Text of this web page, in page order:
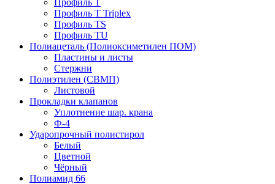
Профиль T
Профиль T Triplex
Профиль TS
Профиль TU
Полиацеталь (Полиоксиметилен ПОМ)
Пластины и листы
Стержни
Полиэтилен (СВМП)
Листовой
Прокладки клапанов
Уплотнение шар. крана
Ф-4
Ударопрочный полистирол
Белый
Цветной
Чёрный
Полиамид 66